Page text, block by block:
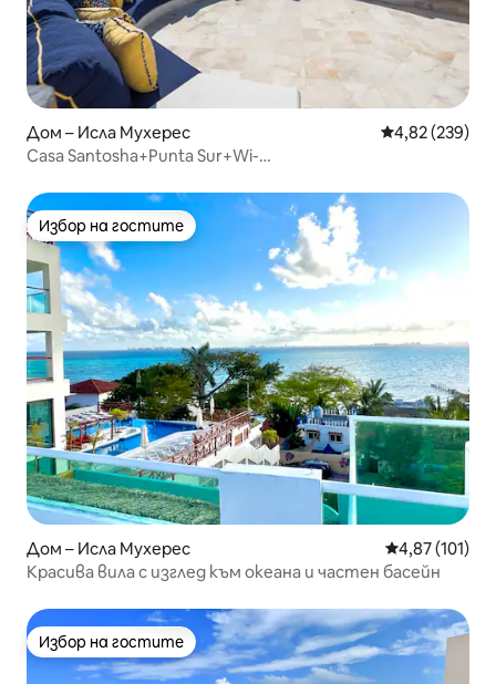
Дом – Исла Мухерес Средна
4,82 (239)
Casa Santosha+Punta Sur+Wi-
Избор на гостите
Избор на гостите
Дом – Исла Мухерес Средна
4,87 (101)
Красива вила с изглед към океана и частен басейн
Избор на гостите
Избор на гостите